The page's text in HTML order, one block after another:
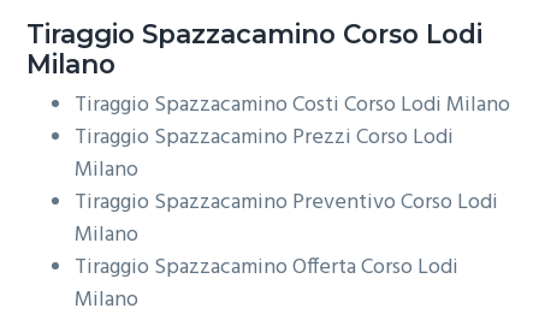
Tiraggio Spazzacamino Corso Lodi
Milano
Tiraggio Spazzacamino Costi Corso Lodi Milano
Tiraggio Spazzacamino Prezzi Corso Lodi
Milano
Tiraggio Spazzacamino Preventivo Corso Lodi
Milano
Tiraggio Spazzacamino Offerta Corso Lodi
Milano